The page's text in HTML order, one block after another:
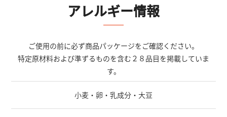
アレルギー情報
ご使用の前に必ず商品パッケージをご確認ください。
特定原材料および準ずるものを含む２８品目を掲載していま
す。
小麦・卵・乳成分・大豆